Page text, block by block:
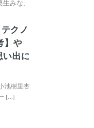
生みな
クノ
】や
い出に
池樹里杏
[…]